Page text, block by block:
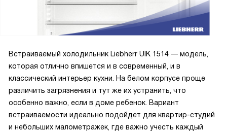
ничего не вывалится при переносе самого холодильника.
Управление электронное, можно в любой момент
проверить температуру. Один раз отключили
электричество почти на целый день, ничего с продуктами
не случилось, долго держал холод после отключения. При
покупке мы не учли отсутствие какой-либо защиты от
открывают, приходится перекладывать некоторые
продукты. Пользуюсь больше двух месяцев, всем
довольна!
Встраиваемый холодильник Liebherr UIK 1514 — модель,
которая отлично впишется и в современный, и в
классический интерьер кухни. На белом корпусе проще
различить загрязнения и тут же их устранить, что
особенно важно, если в доме ребенок. Вариант
встраиваемости идеально подойдет для квартир-студий
и небольших малометражек, где важно учесть каждый